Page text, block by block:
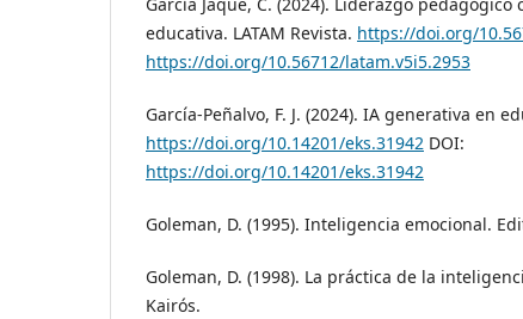
educativa. LATAM Revista. https://doi.org/
https://doi.org/10.56712/latam.v5i5.2953
García-Peñalvo, F. J. (2024). IA generativa en
https://doi.org/10.14201/eks.31942 DOI:
https://doi.org/10.14201/eks.31942
Goleman, D. (1995). Inteligencia emocional.
Goleman, D. (1998). La práctica de la
Kairós.